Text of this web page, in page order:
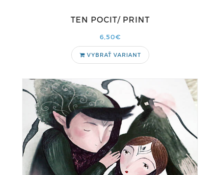
TEN POCIT/ PRINT
6,50€
VYBRAŤ VARIANT